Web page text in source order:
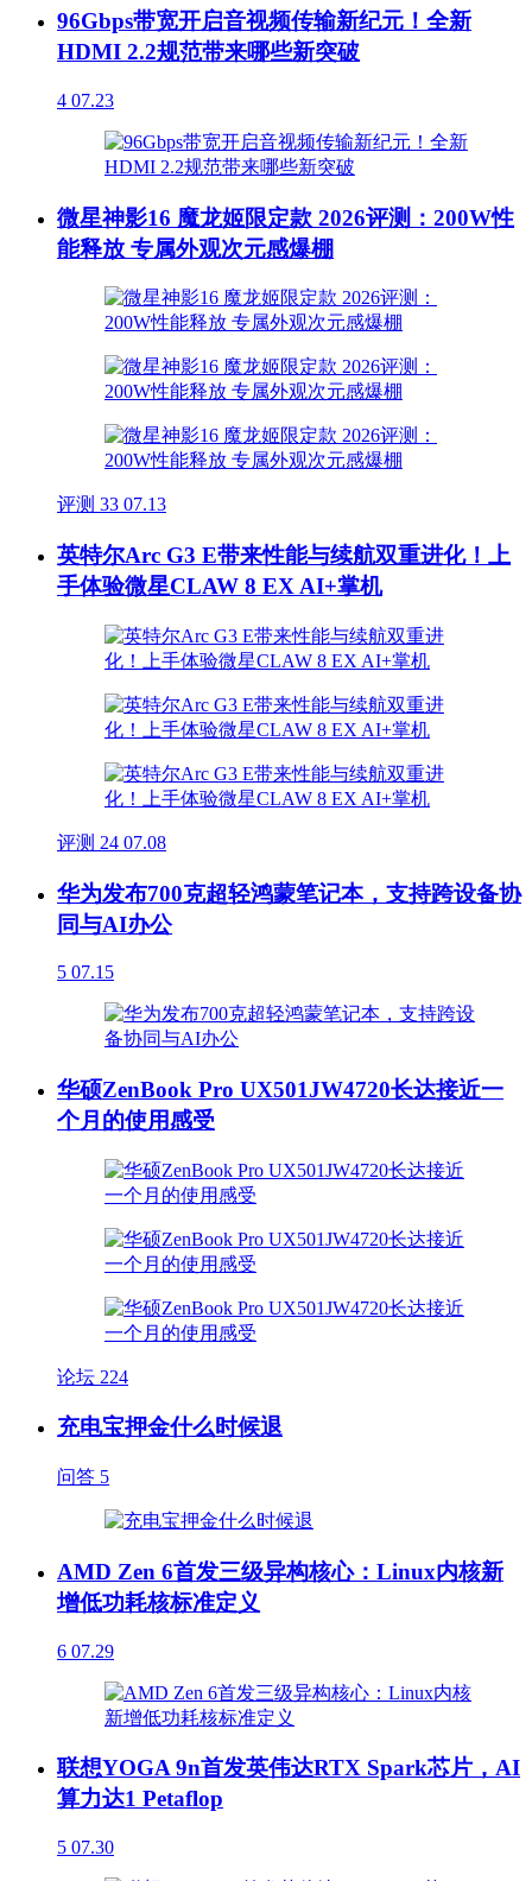
96Gbps带宽开启音视频传输新纪元！全新
HDMI 2.2规范带来哪些新突破
4 07.23
微星神影16 魔龙姬限定款 2026评测：200W性
能释放 专属外观次元感爆棚
评测 33 07.13
英特尔Arc G3 E带来性能与续航双重进化！上
手体验微星CLAW 8 EX AI+掌机
评测 24 07.08
华为发布700克超轻鸿蒙笔记本，支持跨设备协
同与AI办公
5 07.15
华硕ZenBook Pro UX501JW4720长达接近一
个月的使用感受
论坛 224
充电宝押金什么时候退
问答 5
AMD Zen 6首发三级异构核心：Linux内核新
增低功耗核标准定义
6 07.29
联想YOGA 9n首发英伟达RTX Spark芯片，AI
算力达1 Petaflop
5 07.30